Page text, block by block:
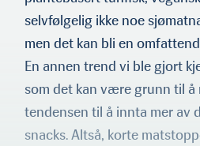
selvfølgelig ikke noe
men det kan bli en
En annen trend vi ble gjort
som det kan være grunn til å
tendensen til å innta mer av
snacks. Altså, korte